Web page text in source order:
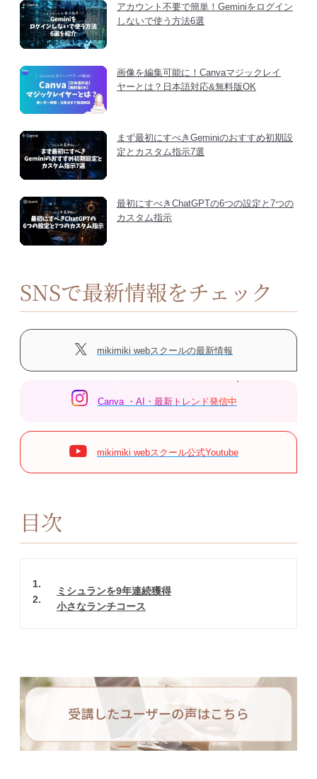
アカウント不要で簡単！Geminiをログイン
しないで使う方法6選
画像を編集可能に！Canvaマジックレイ
ヤーとは？日本語対応&無料版OK
まず最初にすべきGeminiのおすすめ初期設
定とカスタム指示7選
最初にすべきChatGPTの6つの設定と7つの
カスタム指示
SNSで最新情報をチェック
mikimiki webスクールの最新情報
Canva ・AI・最新トレンド発信中
mikimiki webスクール公式Youtube
目次
1
ミシュランを9年連続獲得
2
小さなランチコース